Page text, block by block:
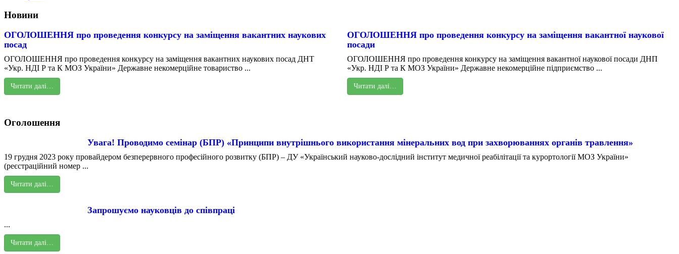
Новини
ОГОЛОШЕННЯ про проведення конкурсу на заміщення вакантних наукових
посад
ОГОЛОШЕННЯ про проведення конкурсу на заміщення вакантних наукових посад ДНТ
«Укр. НДІ Р та К МОЗ України» Державне некомерційне товариство ...
Читати далі…
ОГОЛОШЕННЯ про проведення конкурсу на заміщення вакантної наукової
посади
ОГОЛОШЕННЯ про проведення конкурсу на заміщення вакантної наукової посади ДНП
«Укр. НДІ Р та К МОЗ України» Державне некомерційне підприємство ...
Читати далі…
Оголошення
Увага! Проводимо семінар (БПР) «Принципи внутрішнього використання мінеральних вод при захворюваннях органів травлення»
19 грудня 2023 року провайдером безперервного професійного розвитку (БПР) – ДУ «Український науково-дослідний інститут медичної реабілітації та курортології МОЗ України»
(реєстраційний номер ...
Читати далі…
Запрошуємо науковців до співпраці
...
Читати далі…